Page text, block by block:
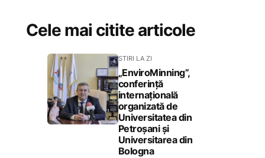
Cele mai citite articole
STIRI LA ZI
„EnviroMinning”,
conferință
internațională
organizată de
Universitatea din
Petroșani și
Universitarea din
Bologna